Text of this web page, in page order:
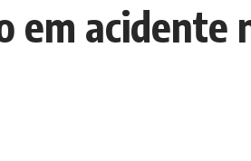
acidente